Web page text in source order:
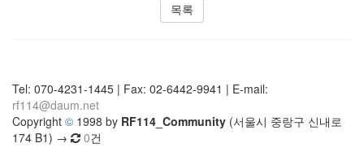
목록
Tel: 070-4231-1445 | Fax: 02-6442-9941 | E-mail:
rf114@daum.net
Copyright © 1998 by RF114_Community (서울시 중랑구 신내로
174 B1) →
0건